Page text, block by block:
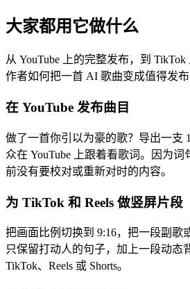
大家都用它做什么
从 YouTube 上的完整发布，到
作者如何把一首 AI 歌曲变成值得发布
在 YouTube 发布曲目
做了一首你引以为豪的歌？导出一支
众在 YouTube 上跟着看歌词。因为
前没有要校对或重新对时的内容。
为 TikTok 和 Reels 做竖屏片段
把画面比例切换到 9:16，把一段副歌
只保留打动人的句子，加上一段动态
TikTok、Reels 或 Shorts。